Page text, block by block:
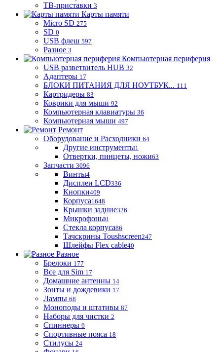
ТВ-приставки 3
Карты памяти
Micro SD 275
SD 0
USB флеш 597
Разное 3
Компьютерная периферия
USB разветвитель HUB 32
Адаптеры 17
БЛОКИ ПИТАНИЯ ДЛЯ НОУТБУК... 111
Картридеры 83
Коврики для мыши 92
Компьютерная клавиатуры 36
Компьютерная мыши 497
Ремонт
Оборудование и Расходники 64
Другие инструменты1
Отвертки, пинцеты, ножи63
Запчасти 3096
Винты4
Дисплеи LCD336
Кнопки409
Корпуса1648
Крышки задние326
Микрофоны0
Стекла корпуса86
Тачскрины Toushscreen247
Шлейфы Flex cable40
Разное
Брелоки 177
Все для Sim 17
Домашние антенны 14
Зонты и дождевики 17
Лампы 68
Моноподы и штативы 87
Наборы для чистки 2
Спиннеры 9
Спортивные пояса 18
Стилусы 24